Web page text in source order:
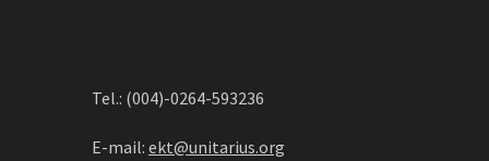
Tel.: (004)-0264-593236
E-mail: ekt@unitarius.org